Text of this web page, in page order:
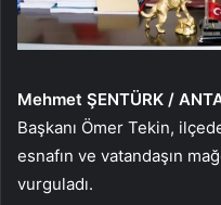
Mehmet ŞENTÜRK /
Başkanı Ömer Tekin,
esnafın ve vatandaşın
vurguladı.